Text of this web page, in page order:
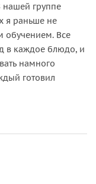
нашей группе
я раньше не
обучением. Все
в каждое блюдо, и
намного
готовил